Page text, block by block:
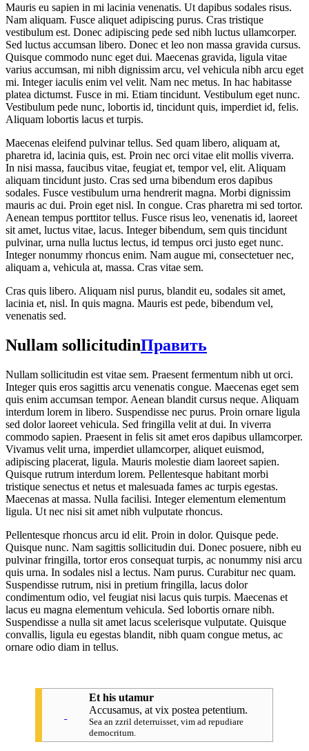
Mauris eu sapien in mi lacinia venenatis. Ut dapibus sodales risus.
Nam aliquam. Fusce aliquet adipiscing purus. Cras tristique
vestibulum est. Donec adipiscing pede sed nibh luctus ullamcorper.
Sed luctus accumsan libero. Donec et leo non massa gravida cursus.
Quisque commodo nunc eget dui. Maecenas gravida, ligula vitae
varius accumsan, mi nibh dignissim arcu, vel vehicula nibh arcu eget
mi. Integer iaculis enim vel velit. Nam nec metus. In hac habitasse
platea dictumst. Fusce in mi. Etiam tincidunt. Vestibulum eget nunc.
Vestibulum pede nunc, lobortis id, tincidunt quis, imperdiet id, felis.
Aliquam lobortis lacus et turpis.
Maecenas eleifend pulvinar tellus. Sed quam libero, aliquam at,
pharetra id, lacinia quis, est. Proin nec orci vitae elit mollis viverra.
In nisi massa, faucibus vitae, feugiat et, tempor vel, elit. Aliquam
aliquam tincidunt justo. Cras sed urna bibendum eros dapibus
sodales. Fusce vestibulum urna hendrerit magna. Morbi dignissim
mauris ac dui. Proin eget nisl. In congue. Cras pharetra mi sed tortor.
Aenean tempus porttitor tellus. Fusce risus leo, venenatis id, laoreet
sit amet, luctus vitae, lacus. Integer bibendum, sem quis tincidunt
pulvinar, urna nulla luctus lectus, id tempus orci justo eget nunc.
Integer nonummy rhoncus enim. Nam augue mi, consectetuer nec,
aliquam a, vehicula at, massa. Cras vitae sem.
Cras quis libero. Aliquam nisl purus, blandit eu, sodales sit amet,
lacinia et, nisl. In quis magna. Mauris est pede, bibendum vel,
venenatis sed.
Nullam sollicitudinПравить
Nullam sollicitudin est vitae sem. Praesent fermentum nibh ut orci.
Integer quis eros sagittis arcu venenatis congue. Maecenas eget sem
quis enim accumsan tempor. Aenean blandit cursus neque. Aliquam
interdum lorem in libero. Suspendisse nec purus. Proin ornare ligula
sed dolor laoreet vehicula. Sed fringilla velit at dui. In viverra
commodo sapien. Praesent in felis sit amet eros dapibus ullamcorper.
Vivamus velit urna, imperdiet ullamcorper, aliquet euismod,
adipiscing placerat, ligula. Mauris molestie diam laoreet sapien.
Quisque rutrum interdum lorem. Pellentesque habitant morbi
tristique senectus et netus et malesuada fames ac turpis egestas.
Maecenas at massa. Nulla facilisi. Integer elementum elementum
ligula. Ut nec nisi sit amet nibh vulputate rhoncus.
Pellentesque rhoncus arcu id elit. Proin in dolor. Quisque pede.
Quisque nunc. Nam sagittis sollicitudin dui. Donec posuere, nibh eu
pulvinar fringilla, tortor eros consequat turpis, ac nonummy nisi arcu
quis urna. In sodales nisl a lectus. Nam purus. Curabitur nec quam.
Suspendisse rutrum, nisi in pretium fringilla, lacus dolor
condimentum odio, vel feugiat nisi lacus quis turpis. Maecenas et
lacus eu magna elementum vehicula. Sed lobortis ornare nibh.
Suspendisse a nulla sit amet lacus scelerisque vulputate. Quisque
convallis, ligula eu egestas blandit, nibh quam congue metus, ac
ornare odio diam in tellus.
Et his utamur
Accusamus, at vix postea petentium.
Sea an zzril deterruisset, vim ad repudiare
democritum.